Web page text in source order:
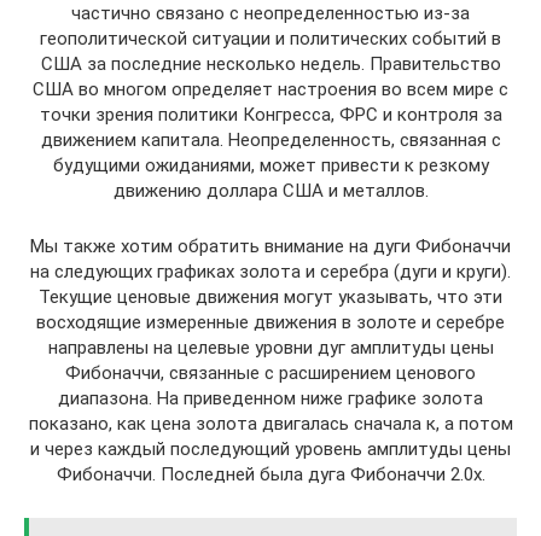
частично связано с неопределенностью из-за
геополитической ситуации и политических событий в
США за последние несколько недель. Правительство
США во многом определяет настроения во всем мире с
точки зрения политики Конгресса, ФРС и контроля за
движением капитала. Неопределенность, связанная с
будущими ожиданиями, может привести к резкому
движению доллара США и металлов.
Мы также хотим обратить внимание на дуги Фибоначчи
на следующих графиках золота и серебра (дуги и круги).
Текущие ценовые движения могут указывать, что эти
восходящие измеренные движения в золоте и серебре
направлены на целевые уровни дуг амплитуды цены
Фибоначчи, связанные с расширением ценового
диапазона. На приведенном ниже графике золота
показано, как цена золота двигалась сначала к, а потом
и через каждый последующий уровень амплитуды цены
Фибоначчи. Последней была дуга Фибоначчи 2.0x.